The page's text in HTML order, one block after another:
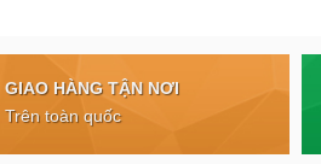
GIAO HÀNG TẬN NƠI
Trên toàn quốc